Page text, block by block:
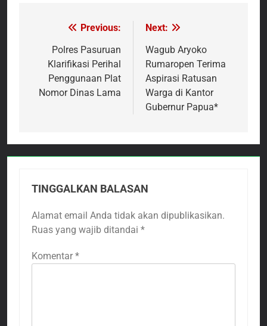
Navigasi
pos
Previous:
Polres Pasuruan
Klarifikasi Perihal
Penggunaan Plat
Nomor Dinas Lama
Next:
Wagub Aryoko
Rumaropen Terima
Aspirasi Ratusan
Warga di Kantor
Gubernur Papua*
TINGGALKAN BALASAN
Alamat email Anda tidak akan dipublikasikan.
Ruas yang wajib ditandai *
Komentar *